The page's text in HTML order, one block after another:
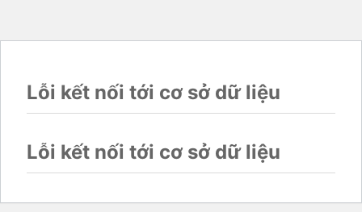
Lỗi kết nối tới cơ sở dữ liệu
Lỗi kết nối tới cơ sở dữ liệu